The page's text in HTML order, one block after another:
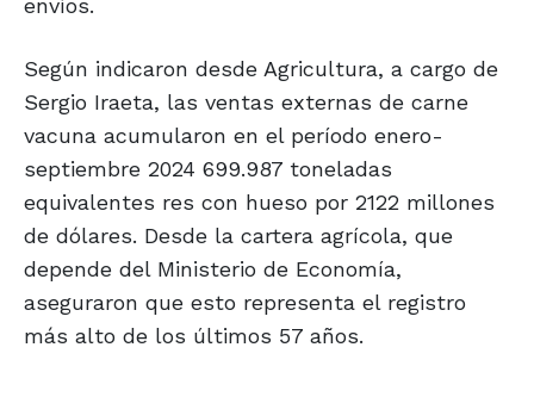
envíos.
Según indicaron desde Agricultura, a cargo de
Sergio Iraeta, las ventas externas de carne
vacuna acumularon en el período enero-
septiembre 2024 699.987 toneladas
equivalentes res con hueso por 2122 millones
de dólares. Desde la cartera agrícola, que
depende del Ministerio de Economía,
aseguraron que esto representa el registro
más alto de los últimos 57 años.